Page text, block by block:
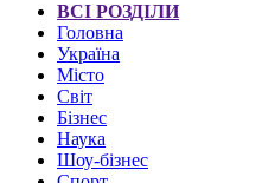
ВСІ РОЗДІЛИ
Головна
Україна
Місто
Світ
Бізнес
Наука
Шоу-бізнес